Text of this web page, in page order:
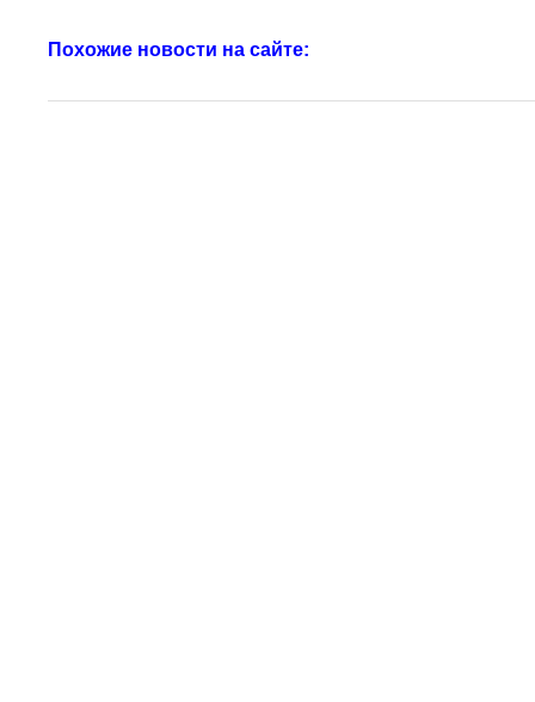
Похожие новости на сайте: